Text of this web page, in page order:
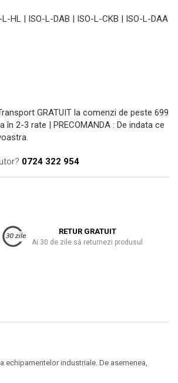
HL | ISO-L-DAB | ISO-L-CKB | ISO-L-DAA
GRATUIT la comenzi de peste 699
2-3 rate | PRECOMANDA : De indata ce
0724 322 954
RETUR GRATUIT
Ai 30 de zile să returnezi produsul
industriale. De asemenea,